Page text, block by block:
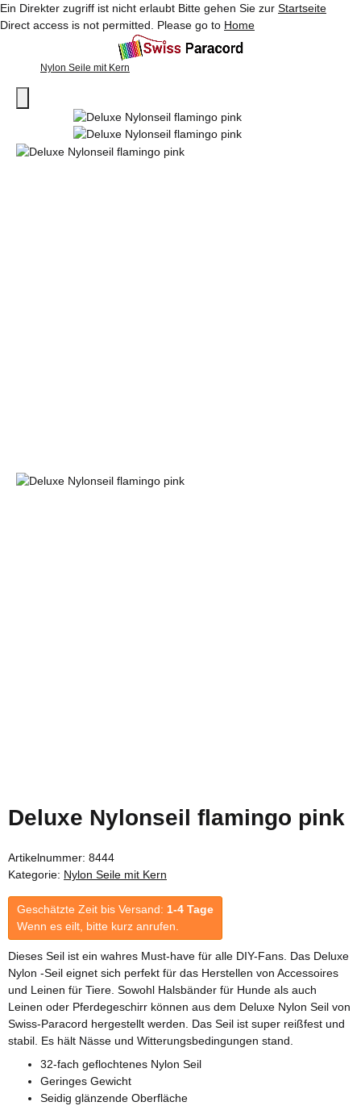
Ein Direkter zugriff ist nicht erlaubt Bitte gehen Sie zur Startseite
Direct access is not permitted. Please go to Home
Nylon Seile mit Kern
Deluxe Nylonseil flamingo pink
Artikelnummer: 8444
Kategorie: Nylon Seile mit Kern
Geschätzte Zeit bis Versand: 1-4 Tage
Wenn es eilt, bitte kurz anrufen.
Dieses Seil ist ein wahres Must-have für alle DIY-Fans. Das Deluxe
Nylon -Seil eignet sich perfekt für das Herstellen von Accessoires
und Leinen für Tiere. Sowohl Halsbänder für Hunde als auch
Leinen oder Pferdegeschirr können aus dem Deluxe Nylon Seil von
Swiss-Paracord hergestellt werden. Das Seil ist super reißfest und
stabil. Es hält Nässe und Witterungsbedingungen stand.
32-fach geflochtenes Nylon Seil
Geringes Gewicht
Seidig glänzende Oberfläche